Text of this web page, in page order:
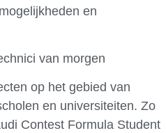
en
van morgen
op het gebied van
en universiteiten. Zo
Contest Formula Student